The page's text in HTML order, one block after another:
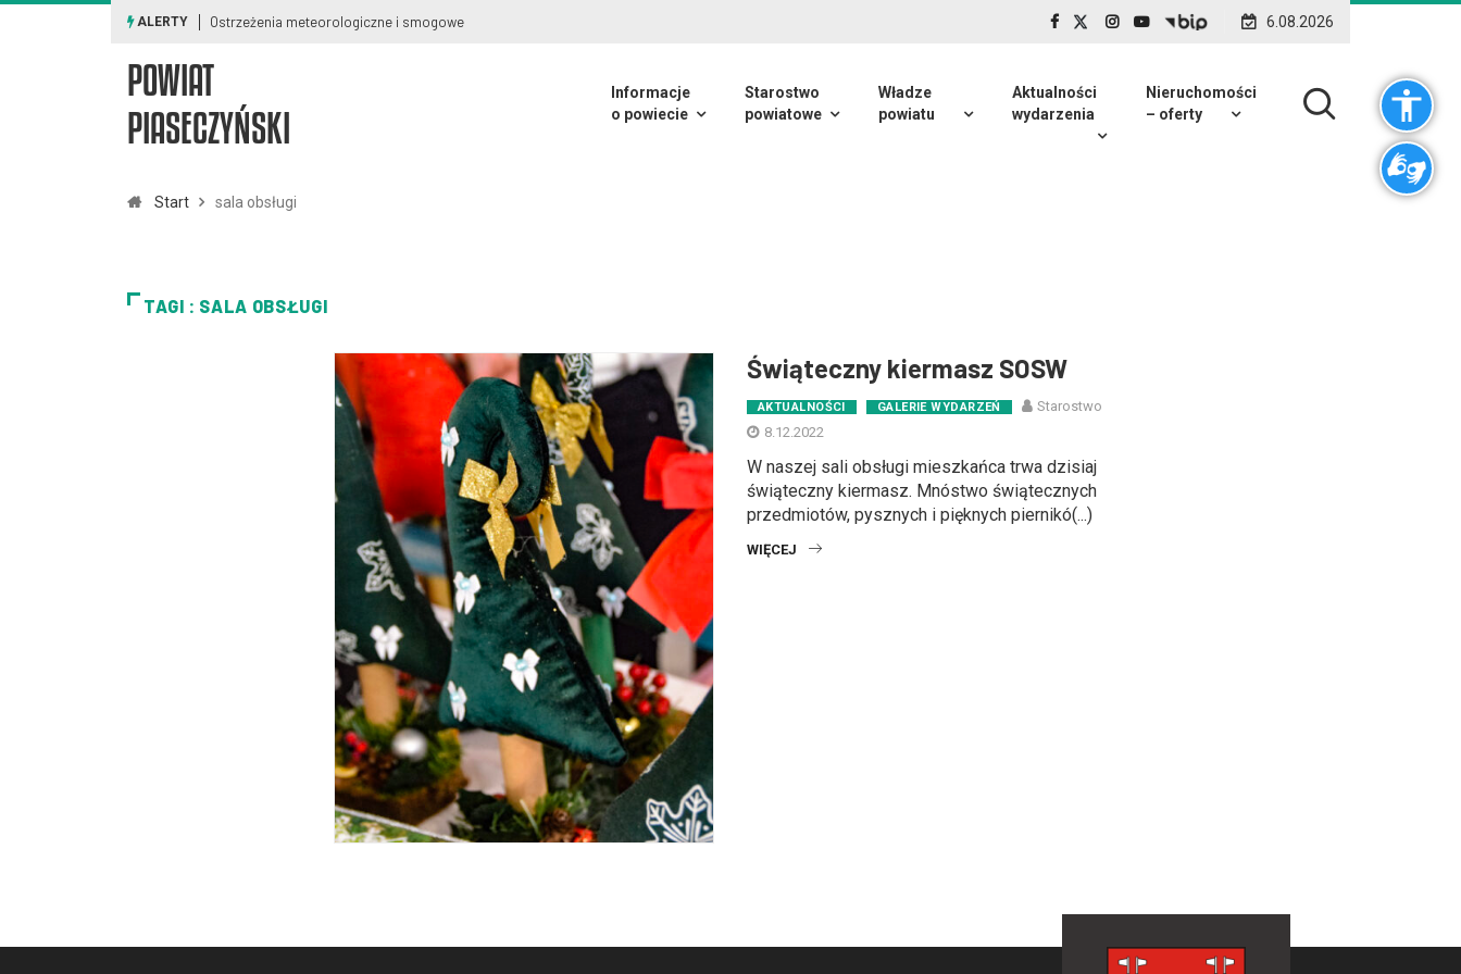
ALERTY Ostrzeżenia meteorologiczne i smogowe 6.08.2026
POWIAT
PIASECZYŃSKI
Informacje
o powiecie
Starostwo
powiatowe
Władze
powiatu
Aktualności
wydarzenia
Nieruchomości
– oferty
Start sala obsługi
TAGI : SALA OBSŁUGI
Świąteczny kiermasz SOSW
AKTUALNOŚCI GALERIE WYDARZEŃ
Starostwo
8.12.2022
W naszej sali obsługi mieszkańca trwa dzisiaj
świąteczny kiermasz. Mnóstwo świątecznych
przedmiotów, pysznych i pięknych piernikó(...)
WIĘCEJ